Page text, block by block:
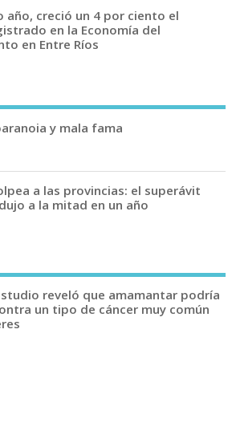
año, creció un 4 por ciento el
en la Economía del
en Entre Ríos
y mala fama
a las provincias: el superávit
a la mitad en un año
reveló que amamantar podría
un tipo de cáncer muy común